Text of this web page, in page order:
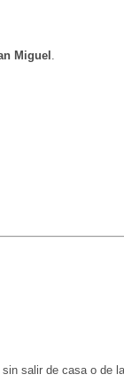
Miguel .
salir de casa o de